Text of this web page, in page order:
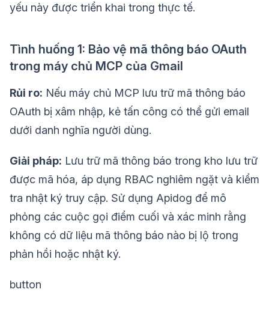
yếu này được triển khai trong thực tế.
Tình huống 1: Bảo vệ mã thông báo OAuth
trong máy chủ MCP của Gmail
Rủi ro: Nếu máy chủ MCP lưu trữ mã thông báo
OAuth bị xâm nhập, kẻ tấn công có thể gửi email
dưới danh nghĩa người dùng.
Giải pháp: Lưu trữ mã thông báo trong kho lưu trữ
được mã hóa, áp dụng RBAC nghiêm ngặt và kiểm
tra nhật ký truy cập. Sử dụng Apidog để mô
phỏng các cuộc gọi điểm cuối và xác minh rằng
không có dữ liệu mã thông báo nào bị lộ trong
phản hồi hoặc nhật ký.
button